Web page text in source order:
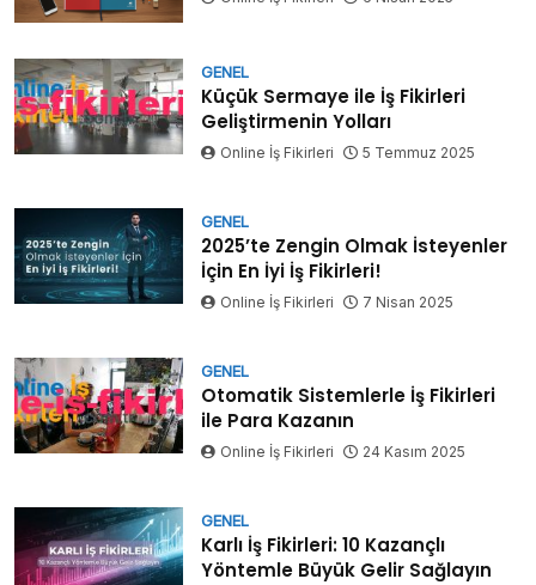
GENEL
Küçük Sermaye ile İş Fikirleri
Geliştirmenin Yolları
Online İş Fikirleri 5 Temmuz 2025
GENEL
2025’te Zengin Olmak İsteyenler
İçin En İyi İş Fikirleri!
Online İş Fikirleri 7 Nisan 2025
GENEL
Otomatik Sistemlerle İş Fikirleri
ile Para Kazanın
Online İş Fikirleri 24 Kasım 2025
GENEL
Karlı İş Fikirleri: 10 Kazançlı
Yöntemle Büyük Gelir Sağlayın